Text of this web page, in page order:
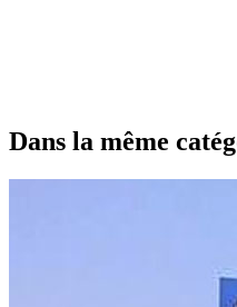
Dans la même